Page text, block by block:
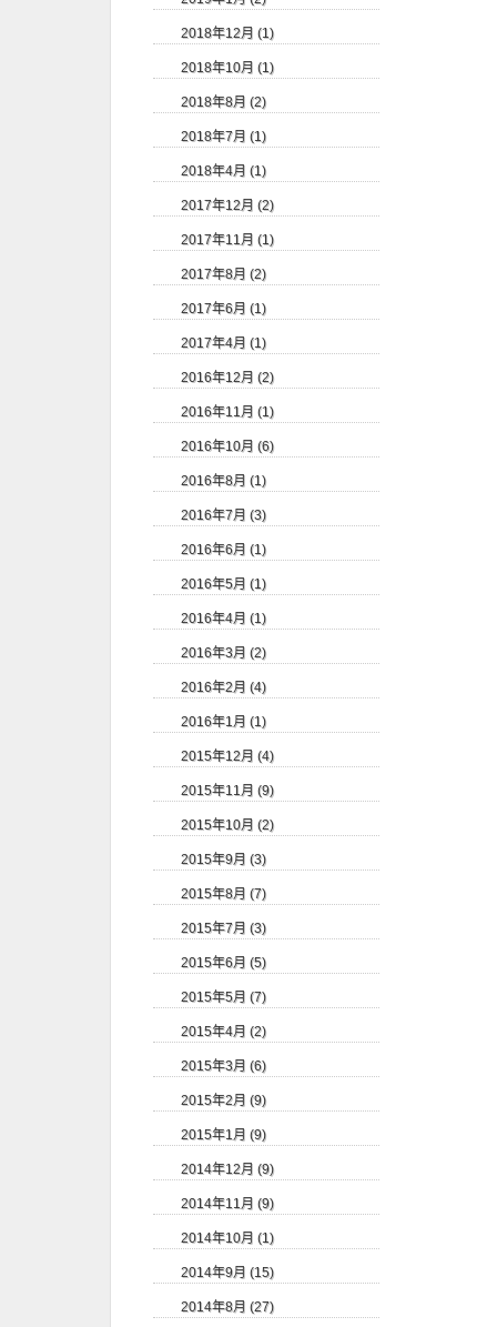
2018年12月 (1)
2018年10月 (1)
2018年8月 (2)
2018年7月 (1)
2018年4月 (1)
2017年12月 (2)
2017年11月 (1)
2017年8月 (2)
2017年6月 (1)
2017年4月 (1)
2016年12月 (2)
2016年11月 (1)
2016年10月 (6)
2016年8月 (1)
2016年7月 (3)
2016年6月 (1)
2016年5月 (1)
2016年4月 (1)
2016年3月 (2)
2016年2月 (4)
2016年1月 (1)
2015年12月 (4)
2015年11月 (9)
2015年10月 (2)
2015年9月 (3)
2015年8月 (7)
2015年7月 (3)
2015年6月 (5)
2015年5月 (7)
2015年4月 (2)
2015年3月 (6)
2015年2月 (9)
2015年1月 (9)
2014年12月 (9)
2014年11月 (9)
2014年10月 (1)
2014年9月 (15)
2014年8月 (27)